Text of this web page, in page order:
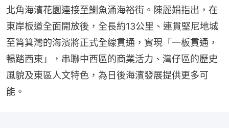
北角海濱花園連接至鰂魚涌海裕街。陳麗娟指出，在
東岸板道全面開放後，全長約13公里、連貫堅尼地城
至筲箕灣的海濱將正式全線貫通，實現「一板貫通，
暢踏西東」，串聯中西區的商業活力、灣仔區的歷史
風貌及東區人文特色，為日後海濱發展提供更多可
能。